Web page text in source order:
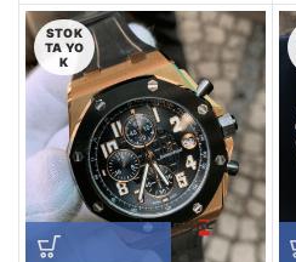
STOK
TA YO
K